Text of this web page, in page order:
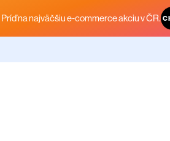
Príď na najväčšiu e-commerce akciu v ČR.